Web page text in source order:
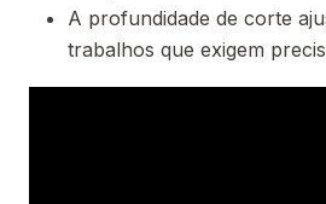
A profundidade de corte
trabalhos que exigem